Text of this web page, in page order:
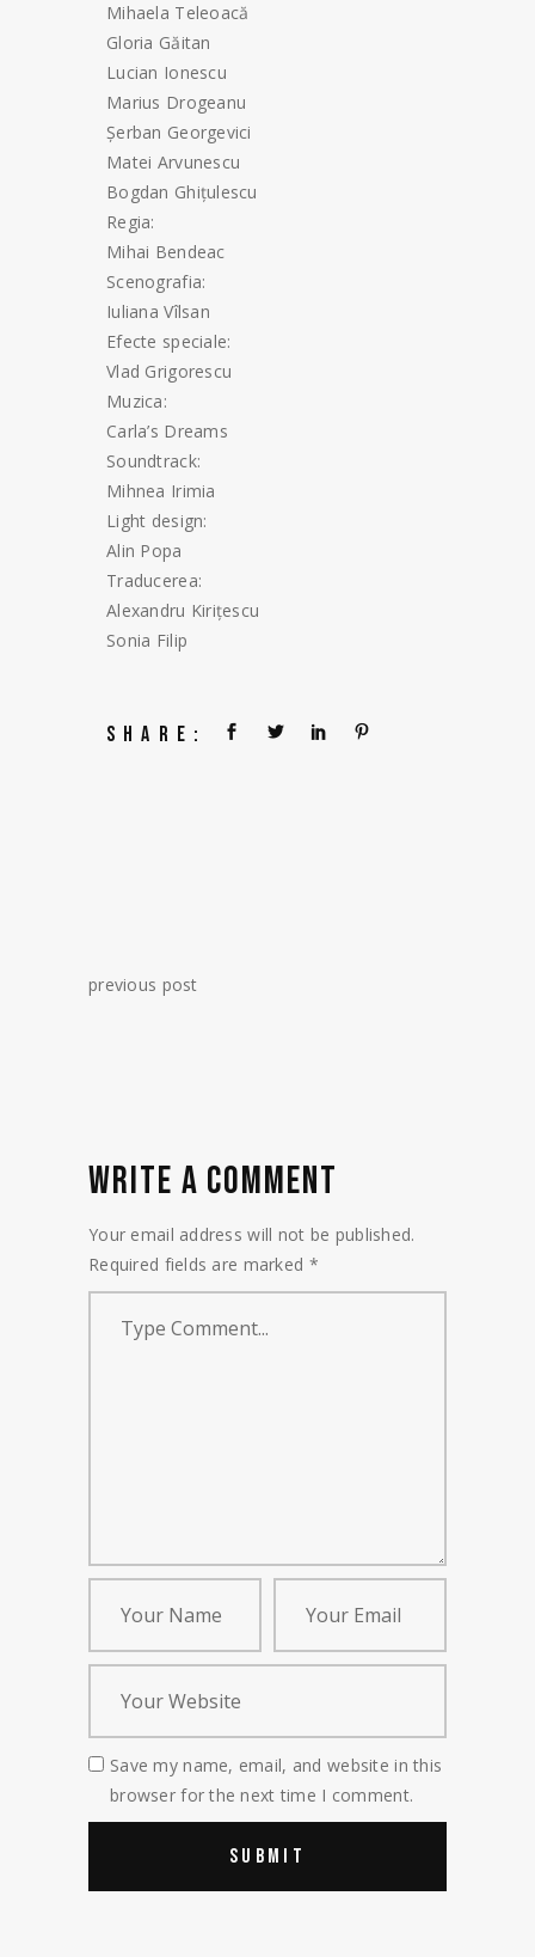
Mihaela Teleoacă
Gloria Găitan
Lucian Ionescu
Marius Drogeanu
Șerban Georgevici
Matei Arvunescu
Bogdan Ghițulescu
Regia:
Mihai Bendeac
Scenografia:
Iuliana Vîlsan
Efecte speciale:
Vlad Grigorescu
Muzica:
Carla’s Dreams
Soundtrack:
Mihnea Irimia
Light design:
Alin Popa
Traducerea:
Alexandru Kirițescu
Sonia Filip
SHARE:
previous post
WRITE A COMMENT
Your email address will not be published.
Required fields are marked *
Save my name, email, and website in this
browser for the next time I comment.